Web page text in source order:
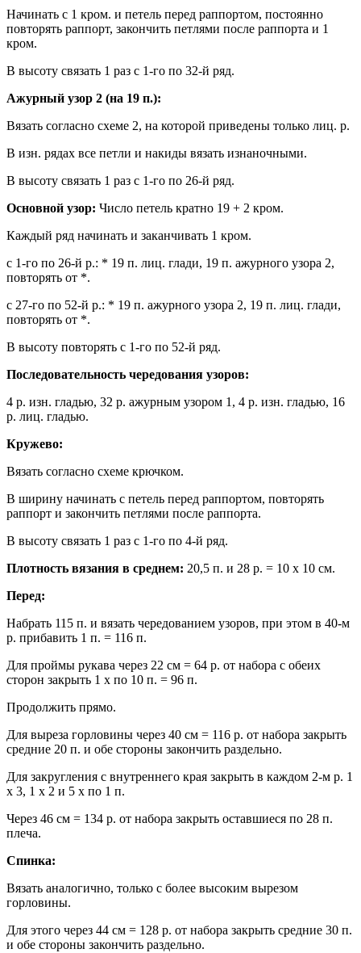
Начинать с 1 кром. и петель перед раппортом, постоянно
повторять раппорт, закончить петлями после раппорта и 1
кром.
В высоту связать 1 раз с 1-го по 32-й ряд.
Ажурный узор 2 (на 19 п.):
Вязать согласно схеме 2, на которой приведены только лиц. р.
В изн. рядах все петли и накиды вязать изнаночными.
В высоту связать 1 раз с 1-го по 26-й ряд.
Основной узор: Число петель кратно 19 + 2 кром.
Каждый ряд начинать и заканчивать 1 кром.
с 1-го по 26-й р.: * 19 п. лиц. глади, 19 п. ажурного узора 2,
повторять от *.
с 27-го по 52-й р.: * 19 п. ажурного узора 2, 19 п. лиц. глади,
повторять от *.
В высоту повторять с 1-го по 52-й ряд.
Последовательность чередования узоров:
4 р. изн. гладью, 32 р. ажурным узором 1, 4 р. изн. гладью, 16
р. лиц. гладью.
Кружево:
Вязать согласно схеме крючком.
В ширину начинать с петель перед раппортом, повторять
раппорт и закончить петлями после раппорта.
В высоту связать 1 раз с 1-го по 4-й ряд.
Плотность вязания в среднем: 20,5 п. и 28 р. = 10 х 10 см.
Перед:
Набрать 115 п. и вязать чередованием узоров, при этом в 40-м
р. прибавить 1 п. = 116 п.
Для проймы рукава через 22 см = 64 р. от набора с обеих
сторон закрыть 1 х по 10 п. = 96 п.
Продолжить прямо.
Для выреза горловины через 40 см = 116 р. от набора закрыть
средние 20 п. и обе стороны закончить раздельно.
Для закругления с внутреннего края закрыть в каждом 2-м р. 1
x 3, 1 x 2 и 5 x по 1 п.
Через 46 см = 134 р. от набора закрыть оставшиеся по 28 п.
плеча.
Спинка:
Вязать аналогично, только с более высоким вырезом
горловины.
Для этого через 44 см = 128 р. от набора закрыть средние 30 п.
и обе стороны закончить раздельно.